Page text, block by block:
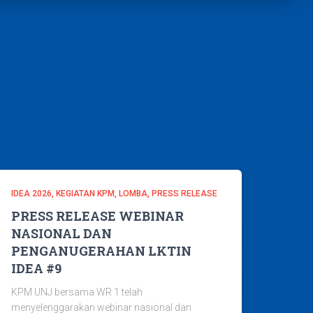
IDEA 2026 KEGIATAN KPM LOMBA PRESS RELEASE
PRESS RELEASE WEBINAR
NASIONAL DAN
PENGANUGERAHAN LKTIN
IDEA #9
KPM UNJ bersama WR 1 telah
menyelenggarakan webinar nasional dan